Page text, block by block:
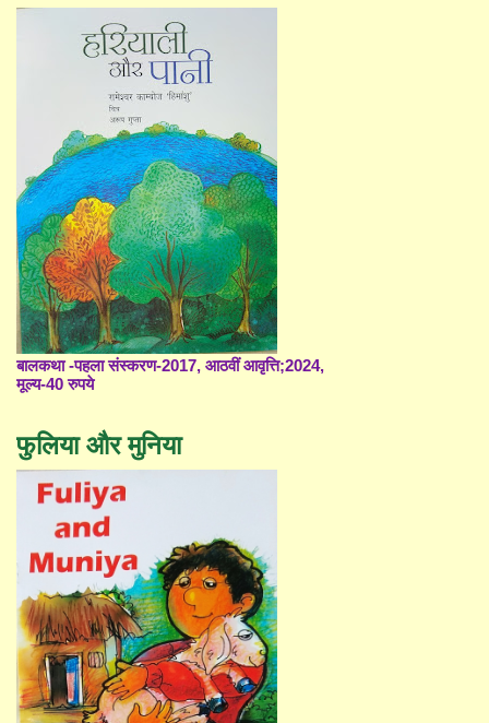
बालकथा -पहला संस्करण-2017, आठवीं आवृत्ति;2024,
मूल्य-40 रुपये
फुलिया और मुनिया